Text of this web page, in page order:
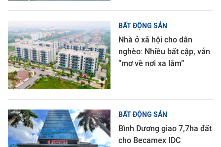
BẤT ĐỘNG SẢN
Nhà ở xã hội cho dân
nghèo: Nhiều bất cập, vẫn
“mơ về nơi xa lắm”
BẤT ĐỘNG SẢN
Bình Dương giao 7,7ha đất
cho Becamex IDC